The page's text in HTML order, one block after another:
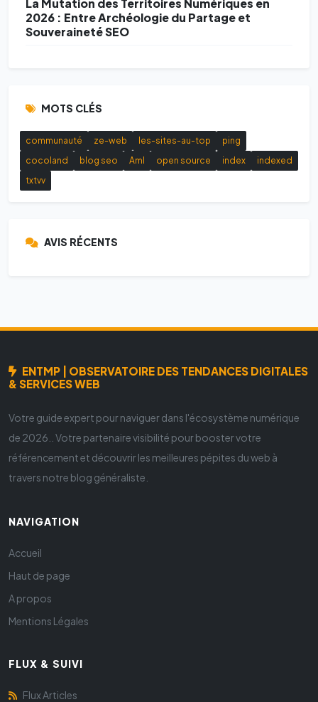
La Mutation des Territoires Numériques en
2026 : Entre Archéologie du Partage et
Souveraineté SEO
MOTS CLÉS
communauté ze-web les-sites-au-top
ping
cocoland
blog seo AmI open source index
indexed
txtvv
AVIS RÉCENTS
ENTMP | OBSERVATOIRE DES TENDANCES DIGITALES
& SERVICES WEB
Votre guide expert pour naviguer dans l'écosystème numérique
de 2026.. Votre partenaire visibilité pour booster votre
référencement et découvrir les meilleures pépites du web à
travers notre blog généraliste.
NAVIGATION
Accueil
Haut de page
A propos
Mentions Légales
FLUX & SUIVI
Flux Articles